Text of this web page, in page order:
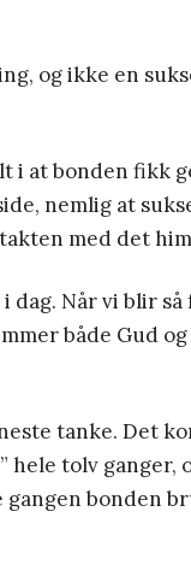
og ikke en
i at bonden fikk
nemlig at
med det
Når vi blir så
både Gud og
tanke. Det
hele tolv ganger,
bonden